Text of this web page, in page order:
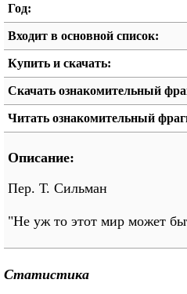
Год:
Входит в основной список:
Купить и скачать:
Скачать ознакомительный
Читать ознакомительный
Описание:
Пер. Т. Сильман
"Не уж то этот мир может
Статистика